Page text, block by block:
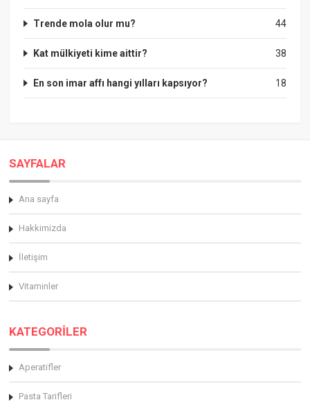
44
Trende mola olur mu?
38
Kat mülkiyeti kime aittir?
18
En son imar affı hangi yılları kapsıyor?
SAYFALAR
Ana sayfa
Hakkimizda
İletişim
Vitaminler
KATEGORİLER
Aperatifler
Pasta Tarifleri